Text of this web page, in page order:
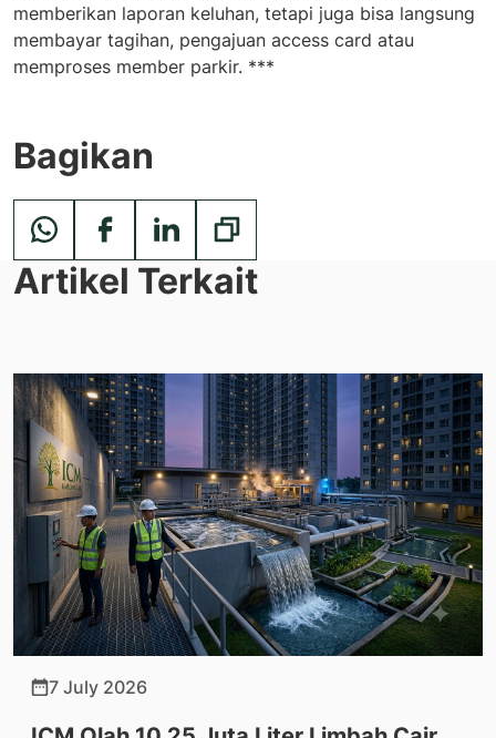
memberikan laporan keluhan, tetapi juga bisa langsung
membayar tagihan, pengajuan access card atau
memproses member parkir. ***
Bagikan
Artikel Terkait
7 July 2026